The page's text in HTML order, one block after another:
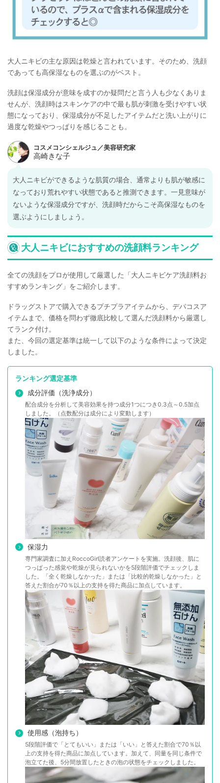
大人ニキビの主な原因は乾燥と言われています。そのため、洗顔
であっても高保湿なものを選ぶのがベスト。
洗顔は保湿成分が意味を成すのか疑問だと言う人も少なくありま
せんが、洗顔時はスキンケアの中で最も肌が刺激を受けやすい状
態になっており、保湿成分が不足したアイテムだと洗い上がりに
過度な乾燥やつっぱりを感じることも。
大人ニキビができるような肌質の場合、通常よりも肌が敏感に
なっており荒れやすい状態であると推測できます。一見意味が
ないような保湿成分ですが、洗顔時だからこそ高保湿なものを
選ぶようにしましょう。
大人ニキビにおすすめの洗顔料ランキング
全ての洗顔をプロが使用して厳選した「大人ニキビケア洗顔料お
すすめランキング」をご紹介します。
ドラッグストアで購入できるプチプラアイテムから、デパコスア
イテムまで、価格を問わず徹底比較して選んだ洗顔料から厳選し
てランク付け。
また、今回の選定基準は統一して以下のような条件によって決定
しました。
ランキング選定基準
成分評価（洗浄成分）
配合成分を分析して美容効果を持つ成分1つにつき0.3点～0.5加点
しました。（点数配分は成分により変動します）
保湿力
専門家調査に加えRoccoGirl読者アンケートを実施。洗顔後、肌に
つっぱった感覚や乾燥が見られないかを5段階評価でチェックしま
した。「全く乾燥しなかった」または「比較的乾燥しなかった」と
答えた割合が70％以上の支持を得た商品に加点しています。
使用感（泡持ち）
5段階評価で「とてもいい」または「いい」と答えた割合で70％以
上の支持を得た商品に加点しています。加えて、同量を同じ条件で
泡立てた後、5分間放置したときの泡の状態をチェックしました。